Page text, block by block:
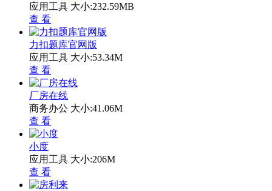
应用工具 大小:232.59MB
查 看
力扣题库官网版
应用工具 大小:53.34M
查 看
厂房在线
商务办公 大小:41.06M
查 看
小度
应用工具 大小:206M
查 看